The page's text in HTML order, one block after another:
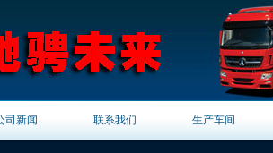
司新闻 联系我们 生产车间